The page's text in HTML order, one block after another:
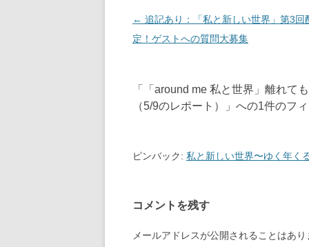
投
稿
ョ
← 追記あり：「私と新しい世界」第3回
定！ゲストへの質問大募集
「
「around me 私と世界」離れて
（5/9のレポート）
」への1件のフ
ピンバック: 私と新しい世界〜ゆく年く
コメントを残す
メールアドレスが公開されることはあ